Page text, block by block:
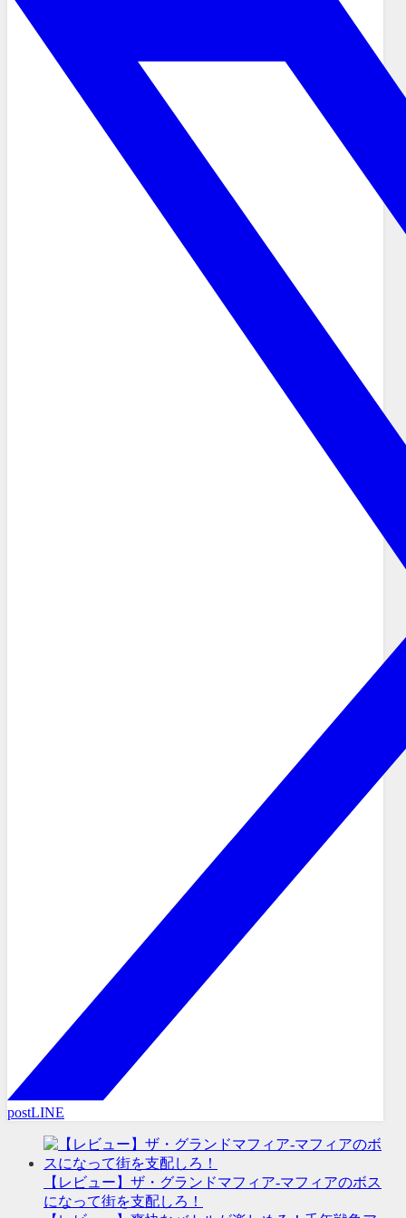
postLINE
【レビュー】ザ・グランドマフィア-マフィアのボス
になって街を支配しろ！